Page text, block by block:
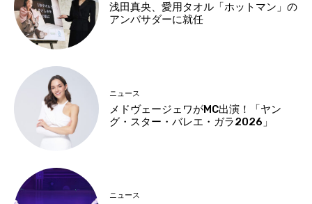
浅田真央、愛用タオル「ホットマン」の
アンバサダーに就任
ニュース
メドヴェージェワがMC出演！「ヤン
グ・スター・バレエ・ガラ2026」
ニュース